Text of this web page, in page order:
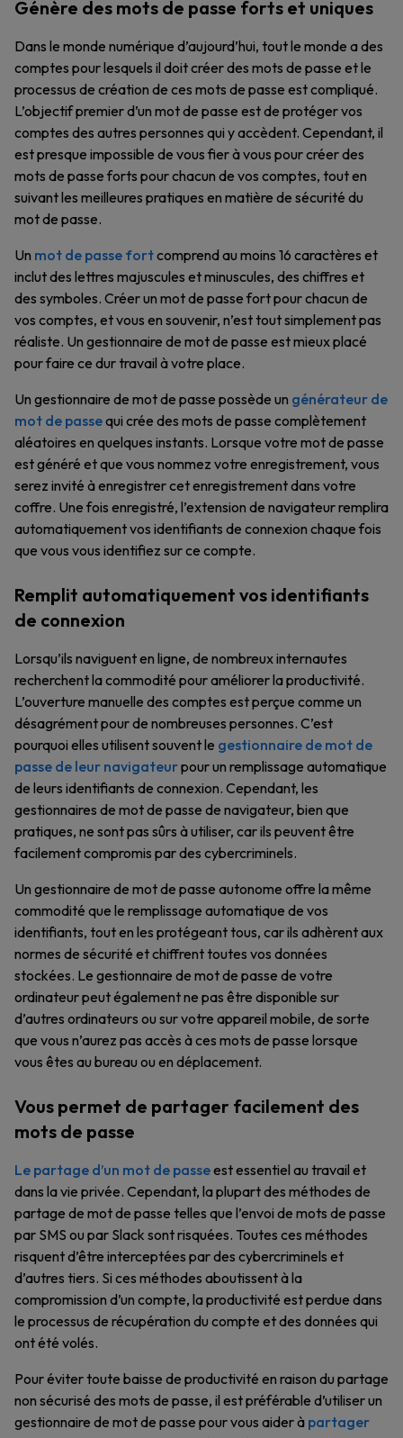
Génère des mots de passe forts et uniques
Dans le monde numérique d’aujourd’hui, tout le monde a des
comptes pour lesquels il doit créer des mots de passe et le
processus de création de ces mots de passe est compliqué.
L’objectif premier d’un mot de passe est de protéger vos
comptes des autres personnes qui y accèdent. Cependant, il
est presque impossible de vous fier à vous pour créer des
mots de passe forts pour chacun de vos comptes, tout en
suivant les meilleures pratiques en matière de sécurité du
mot de passe.
Un mot de passe fortcomprend au moins 16 caractères et
inclut des lettres majuscules et minuscules, des chiffres et
des symboles. Créer un mot de passe fort pour chacun de
vos comptes, et vous en souvenir, n’est tout simplement pas
réaliste. Un gestionnaire de mot de passe est mieux placé
pour faire ce dur travail à votre place.
Un gestionnaire de mot de passe possède un générateur de
mot de passequi crée des mots de passe complètement
aléatoires en quelques instants. Lorsque votre mot de passe
est généré et que vous nommez votre enregistrement, vous
serez invité à enregistrer cet enregistrement dans votre
coffre. Une fois enregistré, l’extension de navigateur remplira
automatiquement vos identifiants de connexion chaque fois
que vous vous identifiez sur ce compte.
Remplit automatiquement vos identifiants
de connexion
Lorsqu’ils naviguent en ligne, de nombreux internautes
recherchent la commodité pour améliorer la productivité.
L’ouverture manuelle des comptes est perçue comme un
désagrément pour de nombreuses personnes. C’est
pourquoi elles utilisent souvent le gestionnaire de mot de
passe de leur navigateurpour un remplissage automatique
de leurs identifiants de connexion. Cependant, les
gestionnaires de mot de passe de navigateur, bien que
pratiques, ne sont pas sûrs à utiliser, car ils peuvent être
facilement compromis par des cybercriminels.
Un gestionnaire de mot de passe autonome offre la même
commodité que le remplissage automatique de vos
identifiants, tout en les protégeant tous, car ils adhèrent aux
normes de sécurité et chiffrent toutes vos données
stockées. Le gestionnaire de mot de passe de votre
ordinateur peut également ne pas être disponible sur
d’autres ordinateurs ou sur votre appareil mobile, de sorte
que vous n’aurez pas accès à ces mots de passe lorsque
vous êtes au bureau ou en déplacement.
Vous permet de partager facilement des
mots de passe
Le partage d’un mot de passeest essentiel au travail et
dans la vie privée. Cependant, la plupart des méthodes de
partage de mot de passe telles que l’envoi de mots de passe
par SMS ou par Slack sont risquées. Toutes ces méthodes
risquent d’être interceptées par des cybercriminels et
d’autres tiers. Si ces méthodes aboutissent à la
compromission d’un compte, la productivité est perdue dans
le processus de récupération du compte et des données qui
ont été volés.
Pour éviter toute baisse de productivité en raison du partage
non sécurisé des mots de passe, il est préférable d’utiliser un
gestionnaire de mot de passe pour vous aider à partager